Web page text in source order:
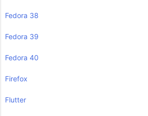
Fedora 38
Fedora 39
Fedora 40
Firefox
Flutter